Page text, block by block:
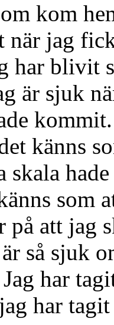
kom
när jag
har blivit
är sjuk
känns
skala
som
på att jag
så sjuk
har
har